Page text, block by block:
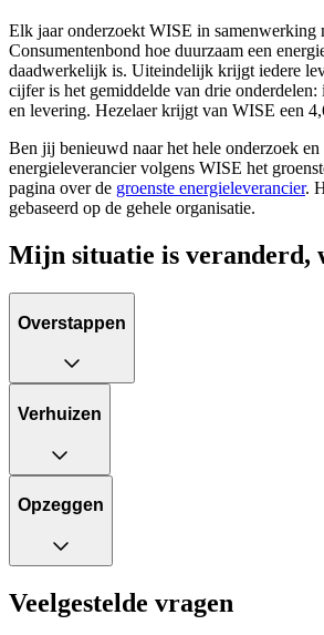
Elk jaar onderzoekt WISE in samenwerking
Consumentenbond hoe duurzaam een
daadwerkelijk is. Uiteindelijk krijgt iedere
cijfer is het gemiddelde van drie
en levering. Hezelaer krijgt van WISE een
Ben jij benieuwd naar het hele onderzoek
energieleverancier volgens WISE het
pagina over de groenste energieleverancier.
gebaseerd op de gehele organisatie.
Mijn situatie is veranderd,
Overstappen
Verhuizen
Opzeggen
Veelgestelde vragen